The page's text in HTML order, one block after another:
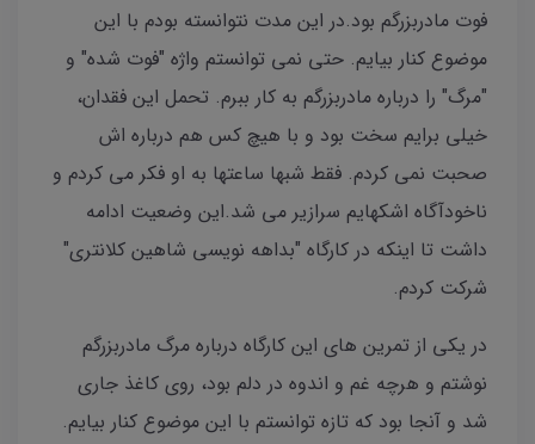
فوت مادربزرگم‌ بود.در این مدت نتوانسته بودم با این
موضوع کنار بیایم. حتی نمی توانستم واژه "فوت شده" و
"مرگ" را درباره مادربزرگم به کار ببرم. تحمل این فقدان،
خیلی برایم سخت بود و با هیچ کس هم درباره اش
صحبت نمی کردم. فقط شبها ساعتها به او فکر می کردم و
ناخودآگاه اشکهایم سرازیر می شد.این وضعیت ادامه
داشت تا اینکه در کارگاه "بداهه نویسی شاهین کلانتری"
شرکت کردم.
در یکی از تمرین های این کارگاه درباره مرگ مادربزرگم
نوشتم و هرچه غم و اندوه در دلم بود، روی کاغذ جاری
شد و آنجا بود که تازه توانستم با این موضوع کنار بیایم.